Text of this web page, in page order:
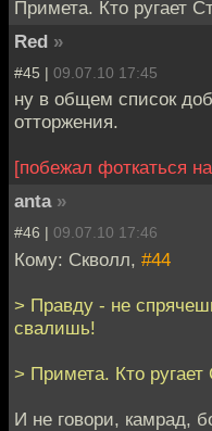
Примета. Кто ругает
Red »
#45 | 09.07.10 17:45
ну в общем список
отторжения.
[побежал фоткаться
anta »
#46 | 09.07.10 17:46
Кому: Скволл, #44
> Правду - не
свалишь!
> Примета. Кто
И не говори, камрад,